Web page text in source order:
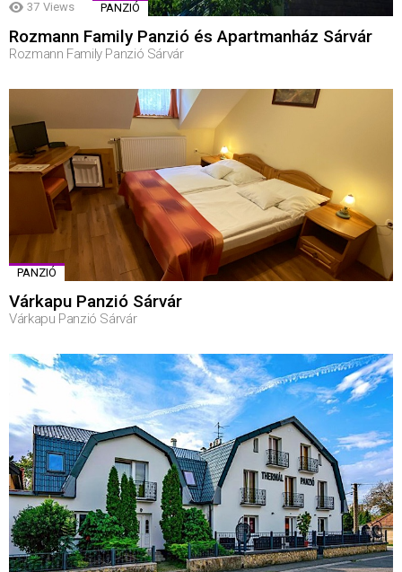
37 Views PANZIÓ
Rozmann Family Panzió és Apartmanház Sárvár
Rozmann Family Panzió Sárvár
PANZIÓ
Várkapu Panzió Sárvár
Várkapu Panzió Sárvár